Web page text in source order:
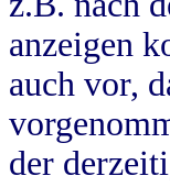
anzeigen
auch vor,
der